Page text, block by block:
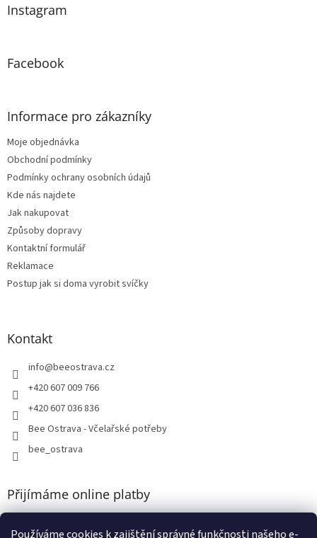
Používáme cookies k zajištění správné funkčnosti našeho e-
Instagram
Facebook
Informace pro zákazníky
Moje objednávka
Obchodní podmínky
Podmínky ochrany osobních údajů
Kde nás najdete
Jak nakupovat
Způsoby dopravy
Kontaktní formulář
Reklamace
Postup jak si doma vyrobit svíčky
Kontakt
info@beeostrava.cz
+420 607 009 766
+420 607 036 836
Bee Ostrava - Včelařské potřeby
bee_ostrava
Přijímáme online platby